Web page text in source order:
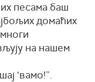
песама баш
домаћих
на нашем
‘вамо!”.